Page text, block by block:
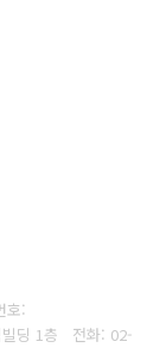
호:
딩 1층 전화: 02-